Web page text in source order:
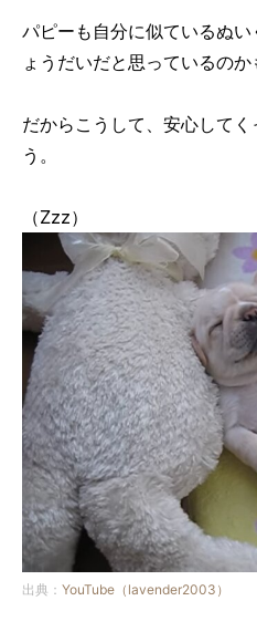
パピーも自分に似ているぬ
ょうだいだと思っているのか
だからこうして、安心して
う。
（Zzz）
出典： YouTube（lavender2003）